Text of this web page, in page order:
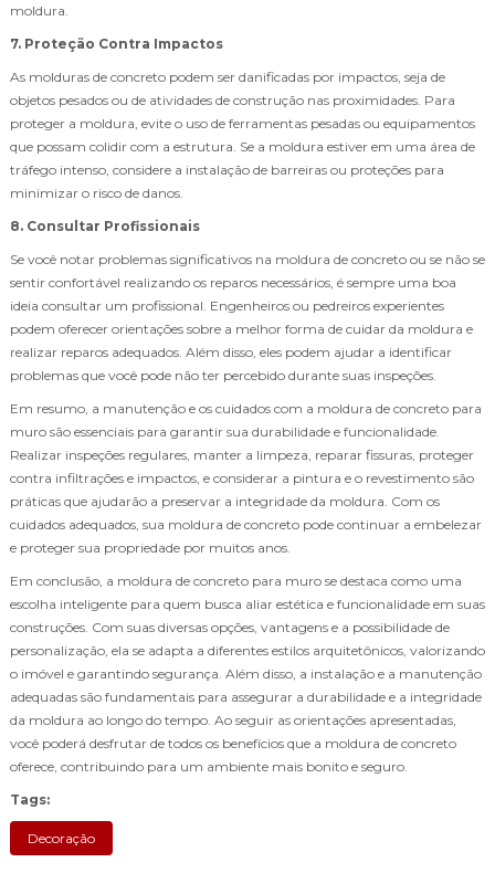
moldura.
7. Proteção Contra Impactos
As molduras de concreto podem ser danificadas por impactos, seja de
objetos pesados ou de atividades de construção nas proximidades. Para
proteger a moldura, evite o uso de ferramentas pesadas ou equipamentos
que possam colidir com a estrutura. Se a moldura estiver em uma área de
tráfego intenso, considere a instalação de barreiras ou proteções para
minimizar o risco de danos.
8. Consultar Profissionais
Se você notar problemas significativos na moldura de concreto ou se não se
sentir confortável realizando os reparos necessários, é sempre uma boa
ideia consultar um profissional. Engenheiros ou pedreiros experientes
podem oferecer orientações sobre a melhor forma de cuidar da moldura e
realizar reparos adequados. Além disso, eles podem ajudar a identificar
problemas que você pode não ter percebido durante suas inspeções.
Em resumo, a manutenção e os cuidados com a moldura de concreto para
muro são essenciais para garantir sua durabilidade e funcionalidade.
Realizar inspeções regulares, manter a limpeza, reparar fissuras, proteger
contra infiltrações e impactos, e considerar a pintura e o revestimento são
práticas que ajudarão a preservar a integridade da moldura. Com os
cuidados adequados, sua moldura de concreto pode continuar a embelezar
e proteger sua propriedade por muitos anos.
Em conclusão, a moldura de concreto para muro se destaca como uma
escolha inteligente para quem busca aliar estética e funcionalidade em suas
construções. Com suas diversas opções, vantagens e a possibilidade de
personalização, ela se adapta a diferentes estilos arquitetônicos, valorizando
o imóvel e garantindo segurança. Além disso, a instalação e a manutenção
adequadas são fundamentais para assegurar a durabilidade e a integridade
da moldura ao longo do tempo. Ao seguir as orientações apresentadas,
você poderá desfrutar de todos os benefícios que a moldura de concreto
oferece, contribuindo para um ambiente mais bonito e seguro.
Tags:
Decoração